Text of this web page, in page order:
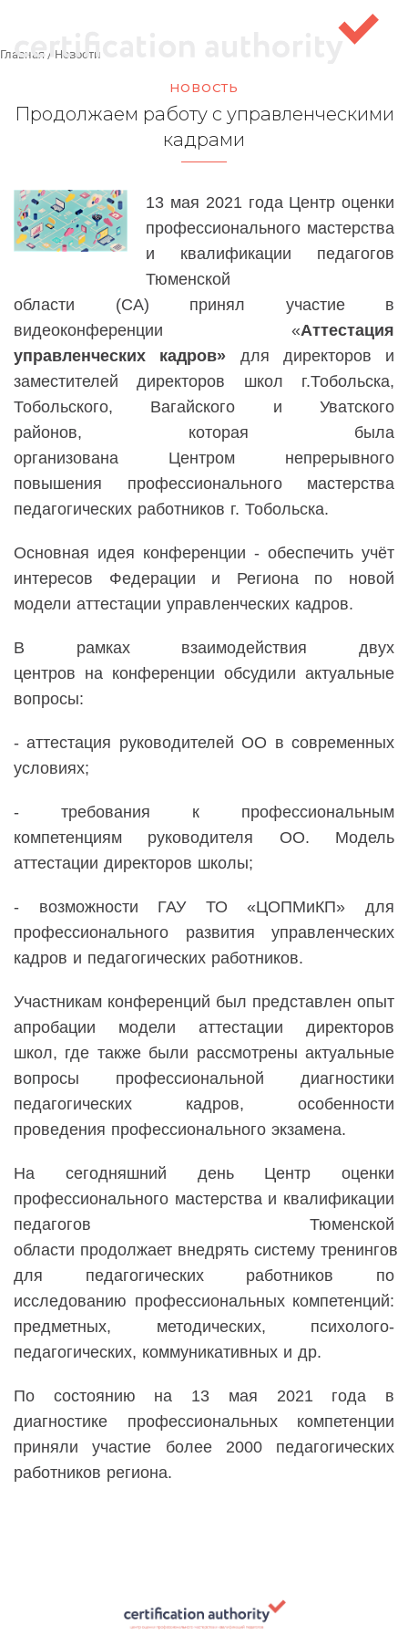
Главная / Новости
НОВОСТЬ
Продолжаем работу с управленческими
кадрами
13 мая 2021 года Центр оценки
профессионального мастерства
и квалификации педагогов
Тюменской
области (СА)
принял участие в
видеоконференции «Аттестация
управленческих кадров» для директоров и
заместителей директоров школ г.Тобольска,
Тобольского, Вагайского и Уватского
районов, которая была
организована Центром непрерывного
повышения профессионального мастерства
педагогических работников г. Тобольска.
Основная идея конференции - обеспечить учёт
интересов Федерации и Региона по новой
модели аттестации управленческих кадров.
В рамках взаимодействия двух
центров на конференции обсудили актуальные
вопросы:
-аттестация руководителей ОО в современных
условиях;
- требования к профессиональным
компетенциям руководителя ОО. Модель
аттестации директоров школы;
- возможности ГАУ ТО «ЦОПМиКП» для
профессионального развития управленческих
кадров и педагогических работников.
Участникам конференций был представлен опыт
апробации модели аттестации директоров
школ, где также были рассмотрены актуальные
вопросы профессиональной диагностики
педагогических кадров, особенности
проведения профессионального экзамена.
На сегодняшний день Центр оценки
профессионального мастерства и квалификации
педагогов Тюменской
области продолжает внедрять систему тренингов
для педагогических работников по
исследованию профессиональных компетенций:
предметных, методических, психолого-
педагогических, коммуникативных и др.
По состоянию на 13 мая 2021 года в
диагностике профессиональных компетенции
приняли участие более 2000 педагогических
работников региона.